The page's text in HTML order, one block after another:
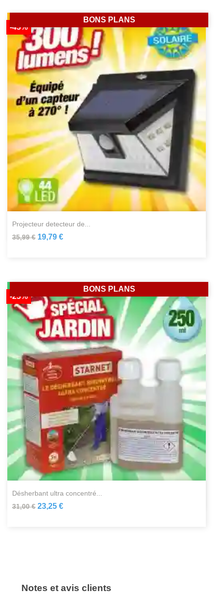
projecteur detecteur de...
35,99 €
-45%
19,79 €
BONS PLANS
désherbant ultra concentré...
31,00 €
-25%
23,25 €
BONS PLANS
Notes et avis clients